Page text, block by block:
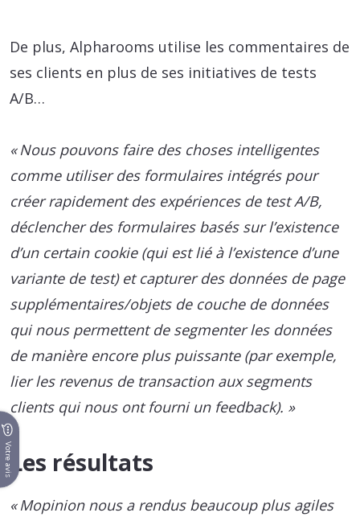
De plus, Alpharooms utilise les commentaires de
ses clients en plus de ses initiatives de tests
A/B…
« Nous pouvons faire des choses intelligentes
comme utiliser des formulaires intégrés pour
créer rapidement des expériences de test A/B,
déclencher des formulaires basés sur l’existence
d’un certain cookie (qui est lié à l’existence d’une
variante de test) et capturer des données de page
supplémentaires/objets de couche de données
qui nous permettent de segmenter les données
de manière encore plus puissante (par exemple,
lier les revenus de transaction aux segments
clients qui nous ont fourni un feedback). »
Les résultats
« Mopinion nous a rendus beaucoup plus agiles
Votre avis